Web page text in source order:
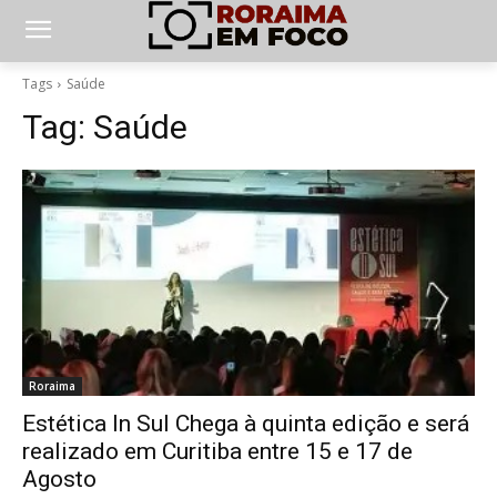
Tags Saúde
Tag: Saúde
Roraima
Estética In Sul Chega à quinta edição e será
realizado em Curitiba entre 15 e 17 de
Agosto